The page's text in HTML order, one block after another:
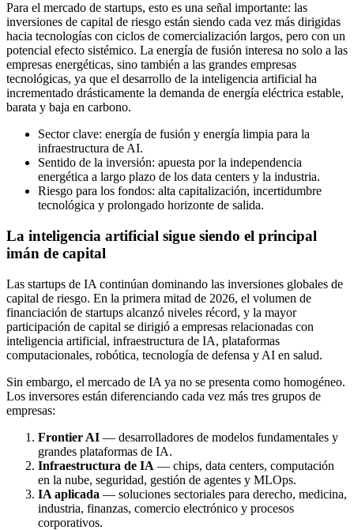
Para el mercado de startups, esto es una señal importante: las
inversiones de capital de riesgo están siendo cada vez más dirigidas
hacia tecnologías con ciclos de comercialización largos, pero con un
potencial efecto sistémico. La energía de fusión interesa no solo a las
empresas energéticas, sino también a las grandes empresas
tecnológicas, ya que el desarrollo de la inteligencia artificial ha
incrementado drásticamente la demanda de energía eléctrica estable,
barata y baja en carbono.
Sector clave: energía de fusión y energía limpia para la
infraestructura de AI.
Sentido de la inversión: apuesta por la independencia
energética a largo plazo de los data centers y la industria.
Riesgo para los fondos: alta capitalización, incertidumbre
tecnológica y prolongado horizonte de salida.
La inteligencia artificial sigue siendo el principal
imán de capital
Las startups de IA continúan dominando las inversiones globales de
capital de riesgo. En la primera mitad de 2026, el volumen de
financiación de startups alcanzó niveles récord, y la mayor
participación de capital se dirigió a empresas relacionadas con
inteligencia artificial, infraestructura de IA, plataformas
computacionales, robótica, tecnología de defensa y AI en salud.
Sin embargo, el mercado de IA ya no se presenta como homogéneo.
Los inversores están diferenciando cada vez más tres grupos de
empresas:
Frontier AI — desarrolladores de modelos fundamentales y
grandes plataformas de IA.
Infraestructura de IA — chips, data centers, computación
en la nube, seguridad, gestión de agentes y MLOps.
IA aplicada — soluciones sectoriales para derecho, medicina,
industria, finanzas, comercio electrónico y procesos
corporativos.